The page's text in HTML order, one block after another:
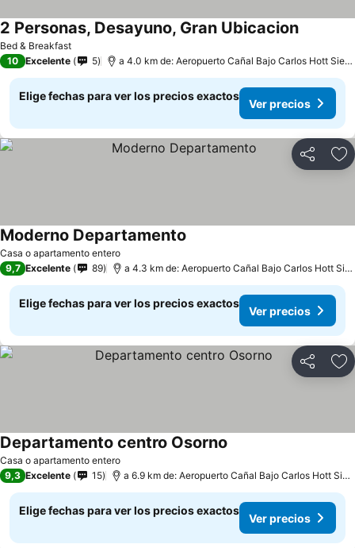
Bed & Breakfast
2 Personas, Desayuno, Gran Ubicacion
10 Excelente 5 a 4.0 km de: Aeropuerto Cañal Bajo Carlos Hott Siebert
Elige fechas para ver los precios exactos
Ver precios
Compartir
Casa o apartamento entero
Moderno Departamento
9,7 Excelente 89 a 4.3 km de: Aeropuerto Cañal Bajo Carlos Hott Siebert
Elige fechas para ver los precios exactos
Ver precios
Compartir
Casa o apartamento entero
Departamento centro Osorno
9,3 Excelente 15 a 6.9 km de: Aeropuerto Cañal Bajo Carlos Hott Siebert
Elige fechas para ver los precios exactos
Ver precios